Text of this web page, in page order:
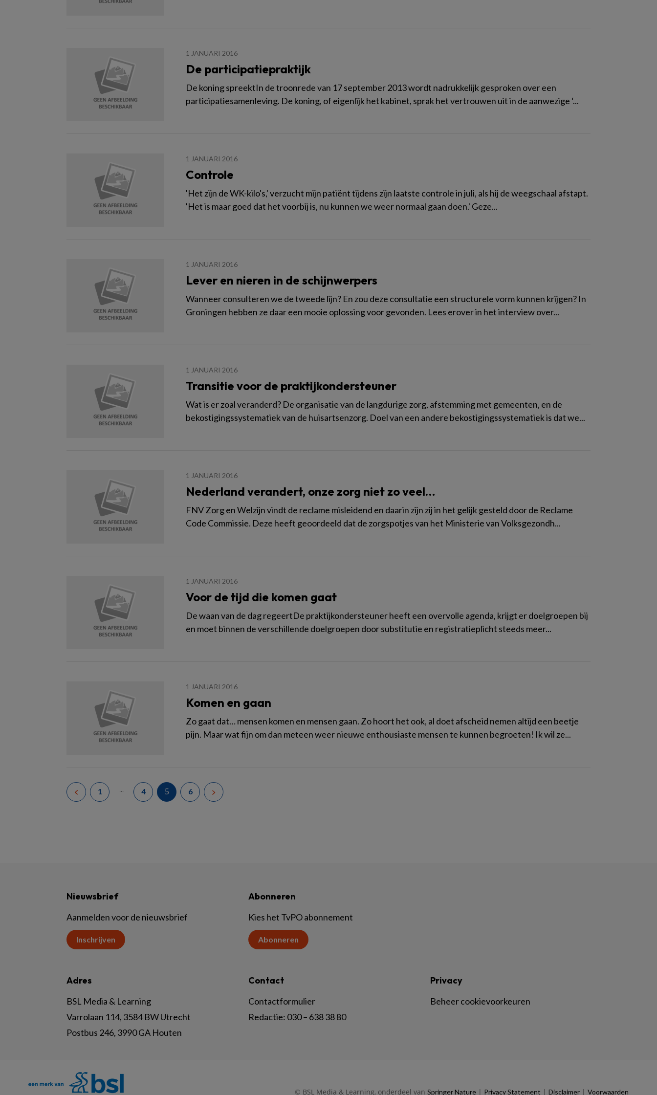
1 JANUARI 2016
De participatiepraktijk
De koning spreektIn de troonrede van 17 september 2013 wordt nadrukkelijk gesproken over een
participatiesamenleving. De koning, of eigenlijk het kabinet, sprak het vertrouwen uit in de aanwezige ‘...
1 JANUARI 2016
Controle
'Het zijn de WK-kilo's,' verzucht mijn patiënt tijdens zijn laatste controle in juli, als hij de weegschaal afstapt.
'Het is maar goed dat het voorbij is, nu kunnen we weer normaal gaan doen.' Geze...
1 JANUARI 2016
Lever en nieren in de schijnwerpers
Wanneer consulteren we de tweede lijn? En zou deze consultatie een structurele vorm kunnen krijgen? In
Groningen hebben ze daar een mooie oplossing voor gevonden. Lees erover in het interview over...
1 JANUARI 2016
Transitie voor de praktijkondersteuner
Wat is er zoal veranderd? De organisatie van de langdurige zorg, afstemming met gemeenten, en de
bekostigingssystematiek van de huisartsenzorg. Doel van een andere bekostigingssystematiek is dat we...
1 JANUARI 2016
Nederland verandert, onze zorg niet zo veel…
FNV Zorg en Welzijn vindt de reclame misleidend en daarin zijn zij in het gelijk gesteld door de Reclame
Code Commissie. Deze heeft geoordeeld dat de zorgspotjes van het Ministerie van Volksgezondh...
1 JANUARI 2016
Voor de tijd die komen gaat
De waan van de dag regeertDe praktijkondersteuner heeft een overvolle agenda, krijgt er doelgroepen bij
en moet binnen de verschillende doelgroepen door substitutie en registratieplicht steeds meer...
1 JANUARI 2016
Komen en gaan
Zo gaat dat… mensen komen en mensen gaan. Zo hoort het ook, al doet afscheid nemen altijd een beetje
pijn. Maar wat fijn om dan meteen weer nieuwe enthousiaste mensen te kunnen begroeten! Ik wil ze...
1 ... 4 5 6
Nieuwsbrief
Aanmelden voor de nieuwsbrief
Inschrijven
Abonneren
Kies het TvPO abonnement
Abonneren
Adres
BSL Media & Learning
Varrolaan 114, 3584 BW Utrecht
Postbus 246, 3990 GA Houten
Contact
Contactformulier
Redactie: 030 – 638 38 80
Privacy
Beheer cookievoorkeuren
© BSL Media & Learning, onderdeel van Springer Nature | Privacy Statement | Disclaimer | Voorwaarden